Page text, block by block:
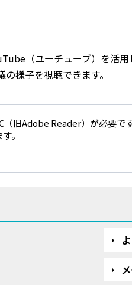
（ユーチューブ）を活
様子を視聴できます。
旧Adobe Reader）が必要です
。